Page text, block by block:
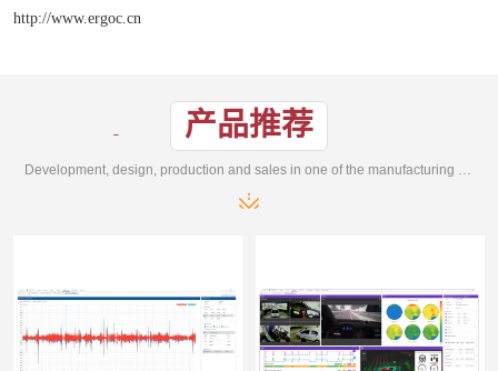
http://www.ergoc.cn
产品推荐
Development, design, production and sales in one of the manufacturing enterprises